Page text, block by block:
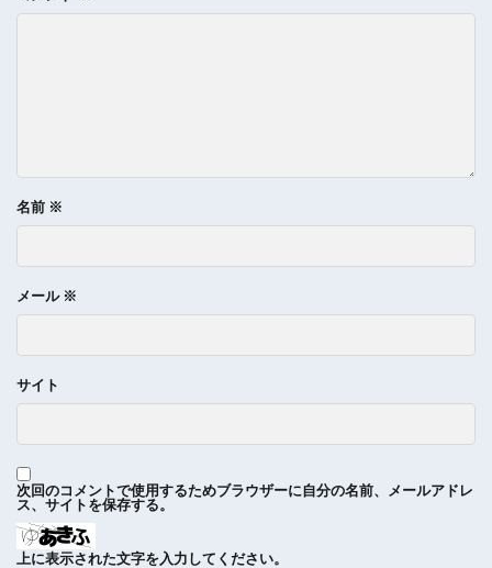
名前 ※
メール ※
サイト
次回のコメントで使用するためブラウザーに自分の名前、メールアドレ
ス、サイトを保存する。
上に表示された文字を入力してください。